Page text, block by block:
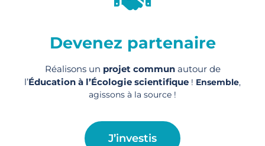
Devenez partenaire
Réalisons un projet communautour de
l’Éducation à l’Écologie scientifique ! Ensemble,
agissons à la source !
J’investis